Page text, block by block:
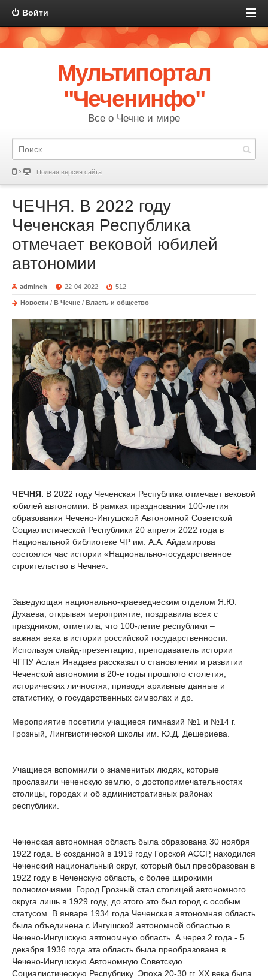
Войти
Мультипортал
"Чеченинфо"
Все о Чечне и мире
Полная версия сайта
ЧЕЧНЯ. В 2022 году
Чеченская Республика
отмечает вековой юбилей
автономии
adminch 22-04-2022 512
Новости / В Чечне / Власть и общество
ЧЕЧНЯ. В 2022 году Чеченская Республика отмечает вековой
юбилей автономии. В рамках празднования 100-летия
образования Чечено-Ингушской Автономной Советской
Социалистической Республики 20 апреля 2022 года в
Национальной библиотеке ЧР им. А.А. Айдамирова
состоялся час истории «Национально-государственное
строительство в Чечне».
Заведующая национально-краеведческим отделом Я.Ю.
Духаева, открывая мероприятие, поздравила всех с
праздником, отметила, что 100-летие республики –
важная веха в истории российской государственности.
Используя слайд-презентацию, преподаватель истории
ЧГПУ Аслан Янадаев рассказал о становлении и развитии
Чеченской автономии в 20-е годы прошлого столетия,
исторических личностях, приводя архивные данные и
статистику, о государственных символах и др.
Мероприятие посетили учащиеся гимназий №1 и №14 г.
Грозный, Лингвистической школы им. Ю.Д. Дешериева.
Учащиеся вспомнили о знаменитых людях, которые
прославили чеченскую землю, о достопримечательностях
столицы, городах и об административных районах
республики.
Чеченская автономная область была образована 30 ноября
1922 года. В созданной в 1919 году Горской АССР, находился
Чеченский национальный округ, который был преобразован в
1922 году в Чеченскую область, с более широкими
полномочиями. Город Грозный стал столицей автономного
округа лишь в 1929 году, до этого это был город с особым
статусом. В январе 1934 года Чеченская автономная область
была объединена с Ингушской автономной областью в
Чечено-Ингушскую автономную область. А через 2 года - 5
декабря 1936 года эта область была преобразована в
Чечено-Ингушскую Автономную Советскую
Социалистическую Республику. Эпоха 20-30 гг. ХХ века была